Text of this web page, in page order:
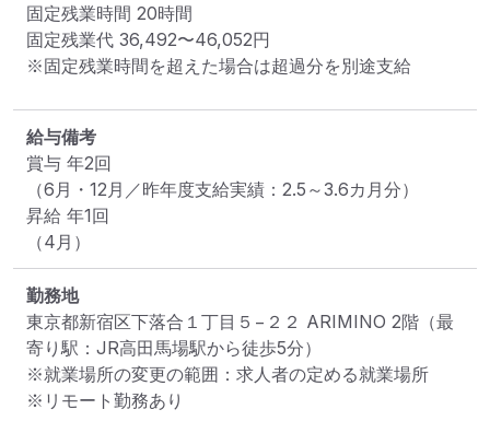
固定残業時間 20時間
固定残業代 36,492〜46,052円
※固定残業時間を超えた場合は超過分を別途支給
給与備考
賞与 年2回
（6月・12月／昨年度支給実績：2.5～3.6カ月分）
昇給 年1回
（4月）
勤務地
東京都新宿区下落合１丁目５−２２ ARIMINO 2階 （最
寄り駅：JR高田馬場駅から徒歩5分）
※就業場所の変更の範囲：求人者の定める就業場所
※リモート勤務あり